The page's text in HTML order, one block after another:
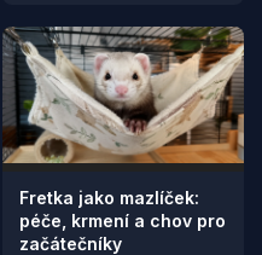
Fretka jako mazlíček:
péče, krmení a chov pro
začátečníky